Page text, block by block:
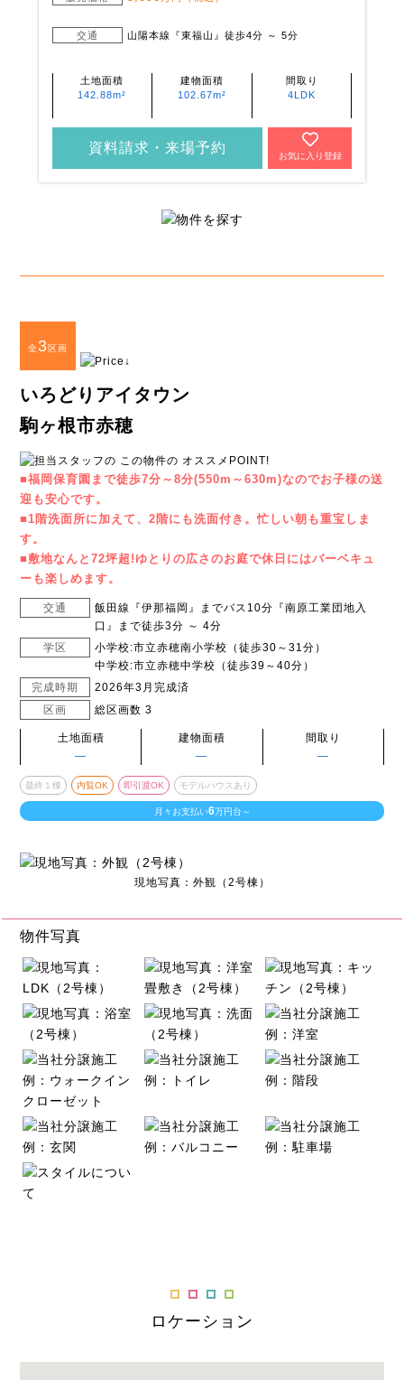
交通 山陽本線『東福山』徒歩4分 ～ 5分
土地面積
142.88m²
建物面積
102.67m²
間取り
4LDK
資料請求・来場予約
お気に入り登録
全3区画
いろどりアイタウン
駒ヶ根市赤穂
■福岡保育園まで徒歩7分～8分(550m～630m)なのでお子様の送
迎も安心です。
■1階洗面所に加えて、2階にも洗面付き。忙しい朝も重宝しま
す。
■敷地なんと72坪超!ゆとりの広さのお庭で休日にはバーベキュ
ーも楽しめます。
交通
飯田線『伊那福岡』までバス10分『南原工業団地入
口』まで徒歩3分 ～ 4分
学区
小学校:市立赤穂南小学校（徒歩30～31分）
中学校:市立赤穂中学校（徒歩39～40分）
完成時期
2026年3月完成済
区画
総区画数 3
土地面積
―
建物面積
―
間取り
―
最終１棟 内覧OK 即引渡OK モデルハウスあり
月々お支払い6万円台～
現地写真：外観（2号棟）
物件写真
ロケーション